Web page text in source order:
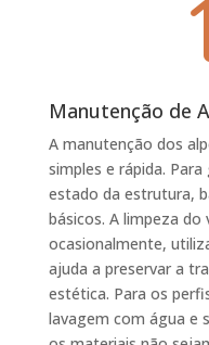
Manutenção de
A manutenção dos
simples e rápida.
estado da estrutura,
básicos. A limpeza do
ocasionalmente,
ajuda a preservar a
estética. Para os
lavagem com água e